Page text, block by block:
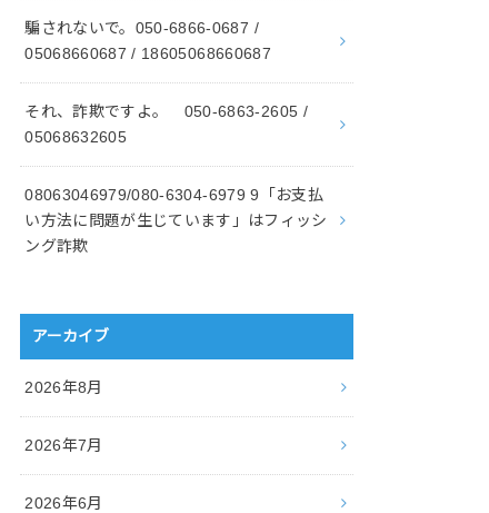
騙されないで。050-6866-0687 /
05068660687 / 18605068660687
それ、詐欺ですよ。 050-6863-2605 /
05068632605
08063046979/080-6304-6979 9「お支払
い方法に問題が生じています」はフィッシ
ング詐欺
アーカイブ
2026年8月
2026年7月
2026年6月